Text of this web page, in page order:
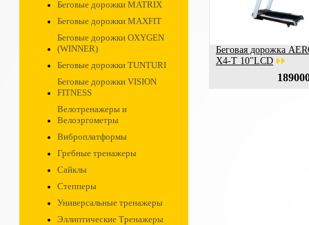
Беговые дорожки MATRIX
Беговые дорожки MAXFIT
Беговые дорожки OXYGEN
(WINNER)
Беговые дорожки TUNTURI
Беговые дорожки VISION
FITNESS
Велотренажеры и
Велоэргометры
Виброплатформы
Гребные тренажеры
Сайклы
Степперы
Универсальные тренажеры
Эллиптические Тренажеры
Беговая дорожка
X4-T 10"LCD